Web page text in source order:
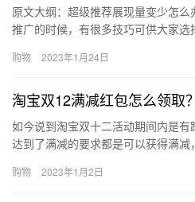
原文大纲：超级推荐展现量变少怎
推广的时候，有很多技巧可供大家
介绍…
购物 2023年1月24日
淘宝双12满减红包怎么领取
如今说到淘宝双十二活动期间内是
达到了满减的要求都是可以获得满
看…
购物 2023年1月2日